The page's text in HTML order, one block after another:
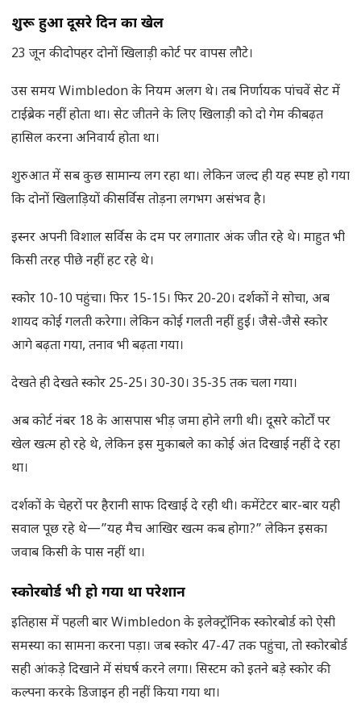
शुरू हुआ दूसरे दिन का खेल
23 जून की दोपहर दोनों खिलाड़ी कोर्ट पर वापस लौटे।
उस समय Wimbledon के नियम अलग थे। तब निर्णायक पांचवें सेट में
टाईब्रेक नहीं होता था। सेट जीतने के लिए खिलाड़ी को दो गेम की बढ़त
हासिल करना अनिवार्य होता था।
शुरुआत में सब कुछ सामान्य लग रहा था। लेकिन जल्द ही यह स्पष्ट हो गया
कि दोनों खिलाड़ियों की सर्विस तोड़ना लगभग असंभव है।
इस्नर अपनी विशाल सर्विस के दम पर लगातार अंक जीत रहे थे। माहुत भी
किसी तरह पीछे नहीं हट रहे थे।
स्कोर 10-10 पहुंचा। फिर 15-15। फिर 20-20। दर्शकों ने सोचा, अब
शायद कोई गलती करेगा। लेकिन कोई गलती नहीं हुई। जैसे-जैसे स्कोर
आगे बढ़ता गया, तनाव भी बढ़ता गया।
देखते ही देखते स्कोर 25-25। 30-30। 35-35 तक चला गया।
अब कोर्ट नंबर 18 के आसपास भीड़ जमा होने लगी थी। दूसरे कोर्टों पर
खेल खत्म हो रहे थे, लेकिन इस मुकाबले का कोई अंत दिखाई नहीं दे रहा
था।
दर्शकों के चेहरों पर हैरानी साफ दिखाई दे रही थी। कमेंटेटर बार-बार यही
सवाल पूछ रहे थे—”यह मैच आखिर खत्म कब होगा?” लेकिन इसका
जवाब किसी के पास नहीं था।
स्कोरबोर्ड भी हो गया था परेशान
इतिहास में पहली बार Wimbledon के इलेक्ट्रॉनिक स्कोरबोर्ड को ऐसी
समस्या का सामना करना पड़ा। जब स्कोर 47-47 तक पहुंचा, तो स्कोरबोर्ड
सही आंकड़े दिखाने में संघर्ष करने लगा। सिस्टम को इतने बड़े स्कोर की
कल्पना करके डिजाइन ही नहीं किया गया था।